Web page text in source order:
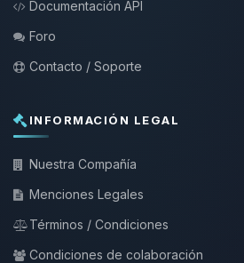
Documentación API
Foro
Contacto / Soporte
INFORMACIÓN LEGAL
Nuestra Compañía
Menciones Legales
Términos / Condiciones
Condiciones de colaboración